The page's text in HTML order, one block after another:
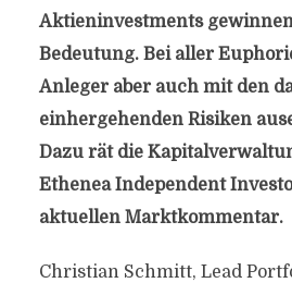
Aktieninvestments
Bedeutung. Bei aller
Anleger aber auch mit den
einhergehenden Risiken
Dazu rät die
Ethenea Independent
aktuellen Marktkommentar.
Christian Schmitt, Lead